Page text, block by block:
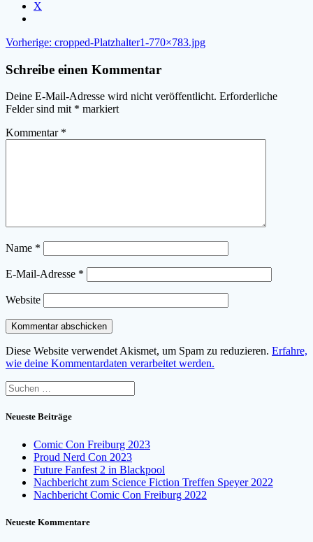
X
Beitragsnavigation
Vorherige: Vorheriger
cropped-Platzhalter1-770×783.jpg
Schreibe einen Kommentar
Deine E-Mail-Adresse wird nicht veröffentlicht. Erforderliche
Felder sind mit * markiert
Kommentar *
Name *
E-Mail-Adresse *
Website
Diese Website verwendet Akismet, um Spam zu reduzieren. Erfahre,
wie deine Kommentardaten verarbeitet werden.
Suchen
nach:
Neueste Beiträge
Comic Con Freiburg 2023
Proud Nerd Con 2023
Future Fanfest 2 in Blackpool
Nachbericht zum Science Fiction Treffen Speyer 2022
Nachbericht Comic Con Freiburg 2022
Neueste Kommentare